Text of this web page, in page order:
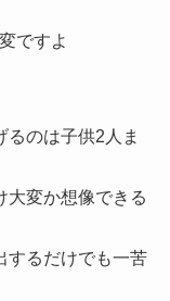
ですよ
るのは子供2人ま
大変か想像できる
するだけでも一苦